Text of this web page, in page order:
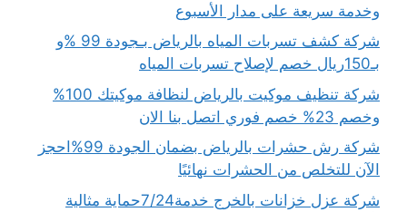
وخدمة سريعة على مدار الأسبوع
شركة كشف تسربات المياه بالرياض بـجودة 99 %و
بـ150ريال خصم لإصلاح تسربات المياه
شركة تنظيف موكيت بالرياض لنظافة موكيتك 100%
وخصم 23% خصم فوري اتصل بنا الان
شركة رش حشرات بالرياض بضمان الجودة 99%احجز
الآن للتخلص من الحشرات نهائيًا
شركة عزل خزانات بالخرج خدمة7/24حماية مثالية